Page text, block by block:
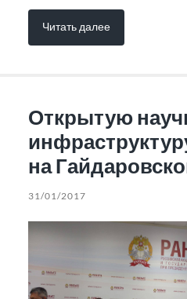
Читать далее
Открытую
на
31/01/2017